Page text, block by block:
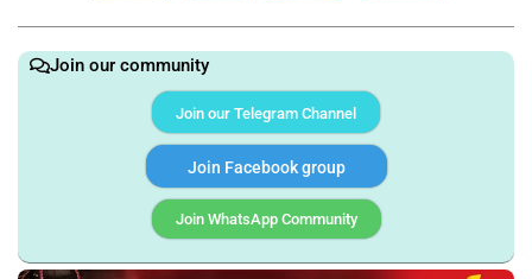
Join our community
Join our Telegram Channel
Join Facebook group
Join WhatsApp Community